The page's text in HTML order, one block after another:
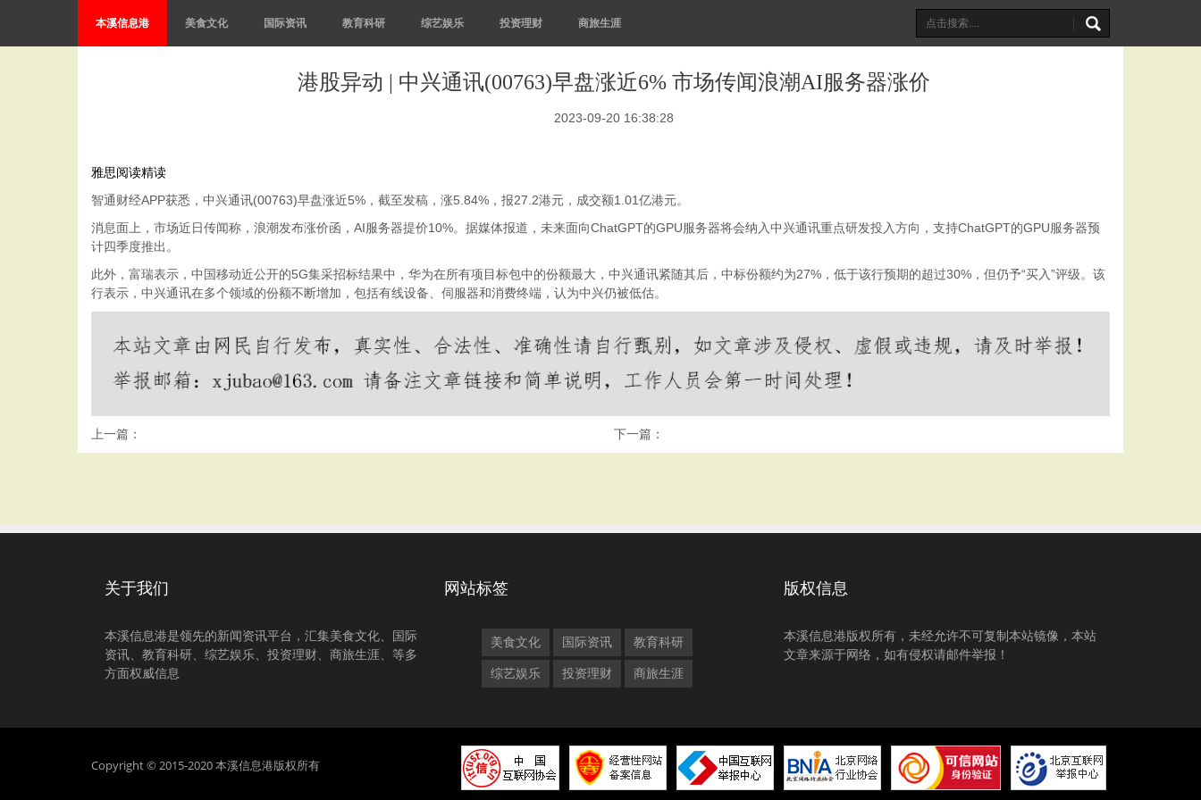
本溪信息港 美食文化 国际资讯 教育科研 综艺娱乐 投资理财 商旅生涯
港股异动 | 中兴通讯(00763)早盘涨近6% 市场传闻浪潮AI服务器涨价
2023-09-20 16:38:28
雅思阅读精读
智通财经APP获悉，中兴通讯(00763)早盘涨近5%，截至发稿，涨5.84%，报27.2港元，成交额1.01亿港元。
消息面上，市场近日传闻称，浪潮发布涨价函，AI服务器提价10%。据媒体报道，未来面向ChatGPT的GPU服务器将会纳入中兴通讯重点研发投入方向，支持ChatGPT的GPU服务器预
计四季度推出。
此外，富瑞表示，中国移动近公开的5G集采招标结果中，华为在所有项目标包中的份额最大，中兴通讯紧随其后，中标份额约为27%，低于该行预期的超过30%，但仍予“买入”评级。该
行表示，中兴通讯在多个领域的份额不断增加，包括有线设备、伺服器和消费终端，认为中兴仍被低估。
上一篇： 下一篇：
关于我们
本溪信息港是领先的新闻资讯平台，汇集美食文化、国际
资讯、教育科研、综艺娱乐、投资理财、商旅生涯、等多
方面权威信息
网站标签
美食文化 国际资讯 教育科研
综艺娱乐 投资理财 商旅生涯
版权信息
本溪信息港版权所有，未经允许不可复制本站镜像，本站
文章来源于网络，如有侵权请邮件举报！
Copyright © 2015-2020 本溪信息港版权所有